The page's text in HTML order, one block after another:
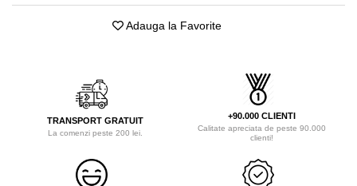
Adauga la Favorite
TRANSPORT GRATUIT
La comenzi peste 200 lei.
+90.000 CLIENTI
Calitate apreciata de peste 90.000
clienti!